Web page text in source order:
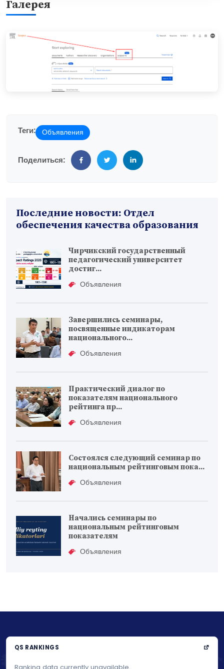
Галерея
Теги: Объявления
Поделиться:
Последние новости: Отдел
обеспечения качества образования
Чирчикский государственный
педагогический университет
достиг...
Объявления
Завершились семинары,
посвященные индикаторам
национального...
Объявления
Практический диалог по
показателям национального
рейтинга пр...
Объявления
Состоялся следующий семинар по
национальным рейтинговым пока...
Объявления
Начались семинары по
национальным рейтинговым
показателям
Объявления
QS RANKINGS
Ranking data currently unavailable.